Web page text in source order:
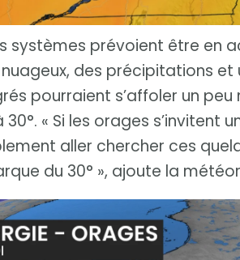
systèmes prévoient être en
des précipitations et
pourraient s’affoler un
30°. « Si les orages
aller chercher ces
du 30° », ajoute la